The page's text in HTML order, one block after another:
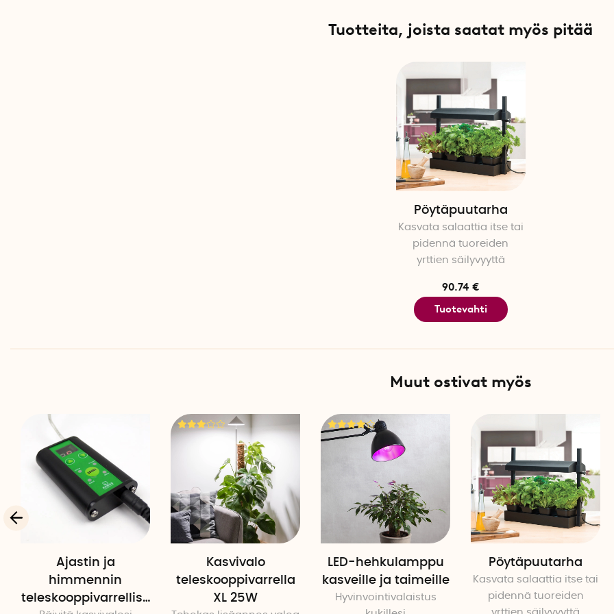
Tuotteita, joista saatat myös pitää
Pöytäpuutarha
Kasvata salaattia itse tai
pidennä tuoreiden
yrttien säilyvyyttä
90.74 €
Tuotevahti
Muut ostivat myös
Ajastin ja
himmennin
teleskooppivarrellise
Kasvivalo
teleskooppivarrella
XL 25W
LED-hehkulamppu
kasveille ja taimeille
Hyvinvointivalaistus
Pöytäpuutarha
Kasvata salaattia itse tai
pidennä tuoreiden